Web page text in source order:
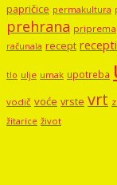
papričice permakultura
prehrana priprema
računala recept recepti
tlo ulje umak upotreba
vodič voće vrste vrt
žitarice život